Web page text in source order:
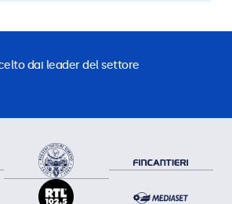
dai leader del settore